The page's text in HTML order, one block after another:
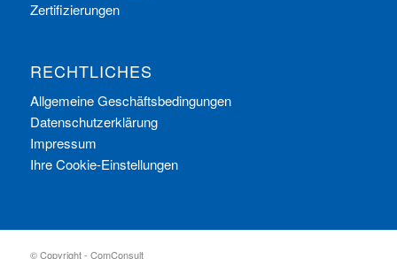
Zertifizierungen
RECHTLICHES
Allgemeine Geschäftsbedingungen
Datenschutzerklärung
Impressum
Ihre Cookie-Einstellungen
© Copyright - ComConsult